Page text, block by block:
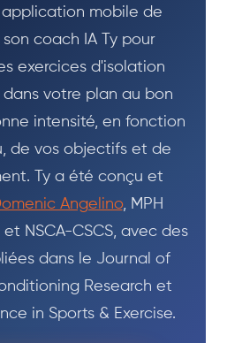
mobile de
coach IA Ty pour
exercices d'isolation
votre plan au bon
intensité, en fonction
de vos objectifs et de
Ty a été conçu et
Angelino, MPH
NSCA-CSCS, avec des
dans le Journal of
Research et
in Sports & Exercise.